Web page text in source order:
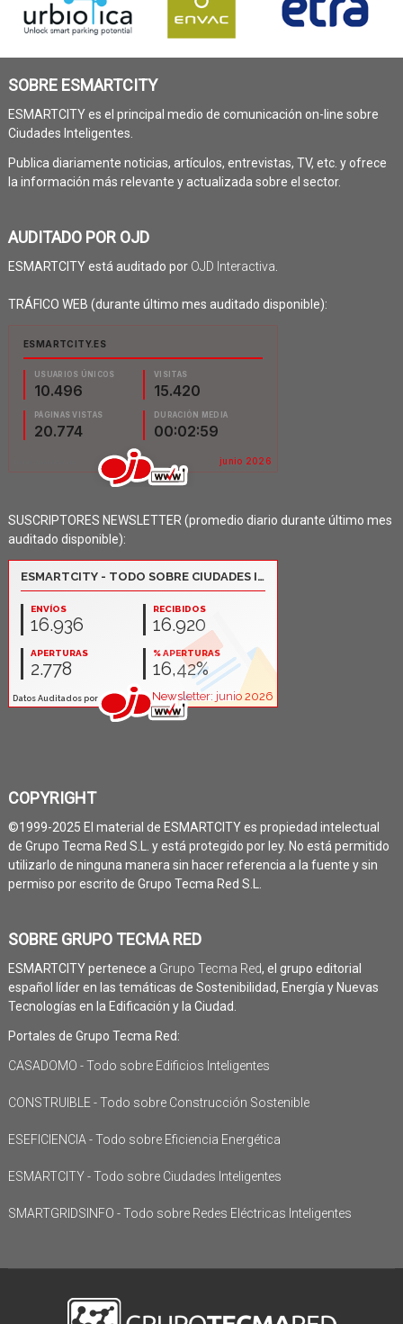
SOBRE ESMARTCITY
ESMARTCITY es el principal medio de comunicación on-line sobre
Ciudades Inteligentes.
Publica diariamente noticias, artículos, entrevistas, TV, etc. y ofrece
la información más relevante y actualizada sobre el sector.
AUDITADO POR OJD
ESMARTCITY está auditado por OJD Interactiva
TRÁFICO WEB (durante último mes auditado disponible):
SUSCRIPTORES NEWSLETTER (promedio diario durante último mes
auditado disponible):
COPYRIGHT
©1999-2025 El material de ESMARTCITY es propiedad intelectual
de Grupo Tecma Red S.L. y está protegido por ley. No está permitido
utilizarlo de ninguna manera sin hacer referencia a la fuente y sin
permiso por escrito de Grupo Tecma Red S.L.
SOBRE GRUPO TECMA RED
ESMARTCITY pertenece a Grupo Tecma Red, el grupo editorial
español líder en las temáticas de Sostenibilidad, Energía y Nuevas
Tecnologías en la Edificación y la Ciudad.
Portales de Grupo Tecma Red:
CASADOMO - Todo sobre Edificios Inteligentes
CONSTRUIBLE - Todo sobre Construcción Sostenible
ESEFICIENCIA - Todo sobre Eficiencia Energética
ESMARTCITY - Todo sobre Ciudades Inteligentes
SMARTGRIDSINFO - Todo sobre Redes Eléctricas Inteligentes